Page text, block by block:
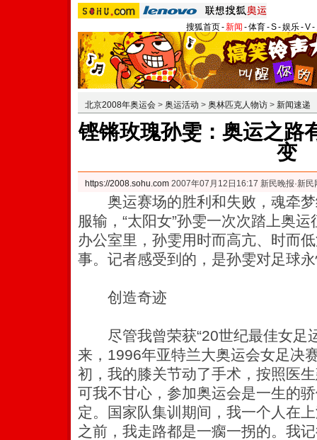
搜狐首页-新闻 -体育-S-娱乐-V-
北京2008年奥运会 > 奥运活动 > 奥林匹克人物访 > 新闻速递
铿锵玫瑰孙雯：奥运之路
变
https://2008.sohu.com 2007年07月12日16:17 新民晚报·新民
奥运赛场的胜利和失败，魂牵梦
服输，“太阳女”孙雯一次次踏上奥
办公室里，孙雯用时而高亢、时而
事。记者感受到的，是孙雯对足球
创造奇迹
尽管我曾荣获“20世纪最佳女足
来，1996年亚特兰大奥运会女足决
初，我的膝关节动了手术，按照医
可我不甘心，参加奥运会是一生的
定。国家队集训期间，我一个人在
之前，我走路都是一瘸一拐的。我